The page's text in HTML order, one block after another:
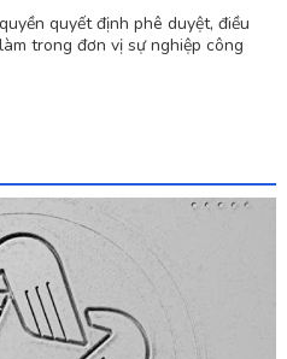
quyết định phê duyệt, điều
trong đơn vị sự nghiệp công